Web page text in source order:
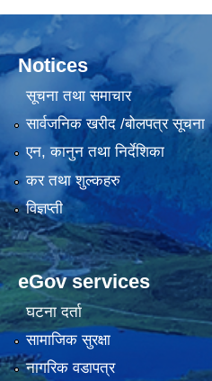
Notices
सूचना तथा समाचार
सार्वजनिक खरीद /बोलपत्र सूचना
एन, कानुन तथा निर्देशिका
कर तथा शुल्कहरु
विज्ञप्ती
eGov services
घटना दर्ता
सामाजिक सुरक्षा
नागरिक वडापत्र